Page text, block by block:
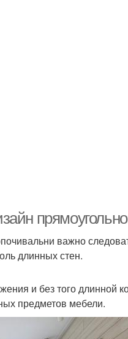
важно
длинных стен.
и без того длинной
предметов мебели.